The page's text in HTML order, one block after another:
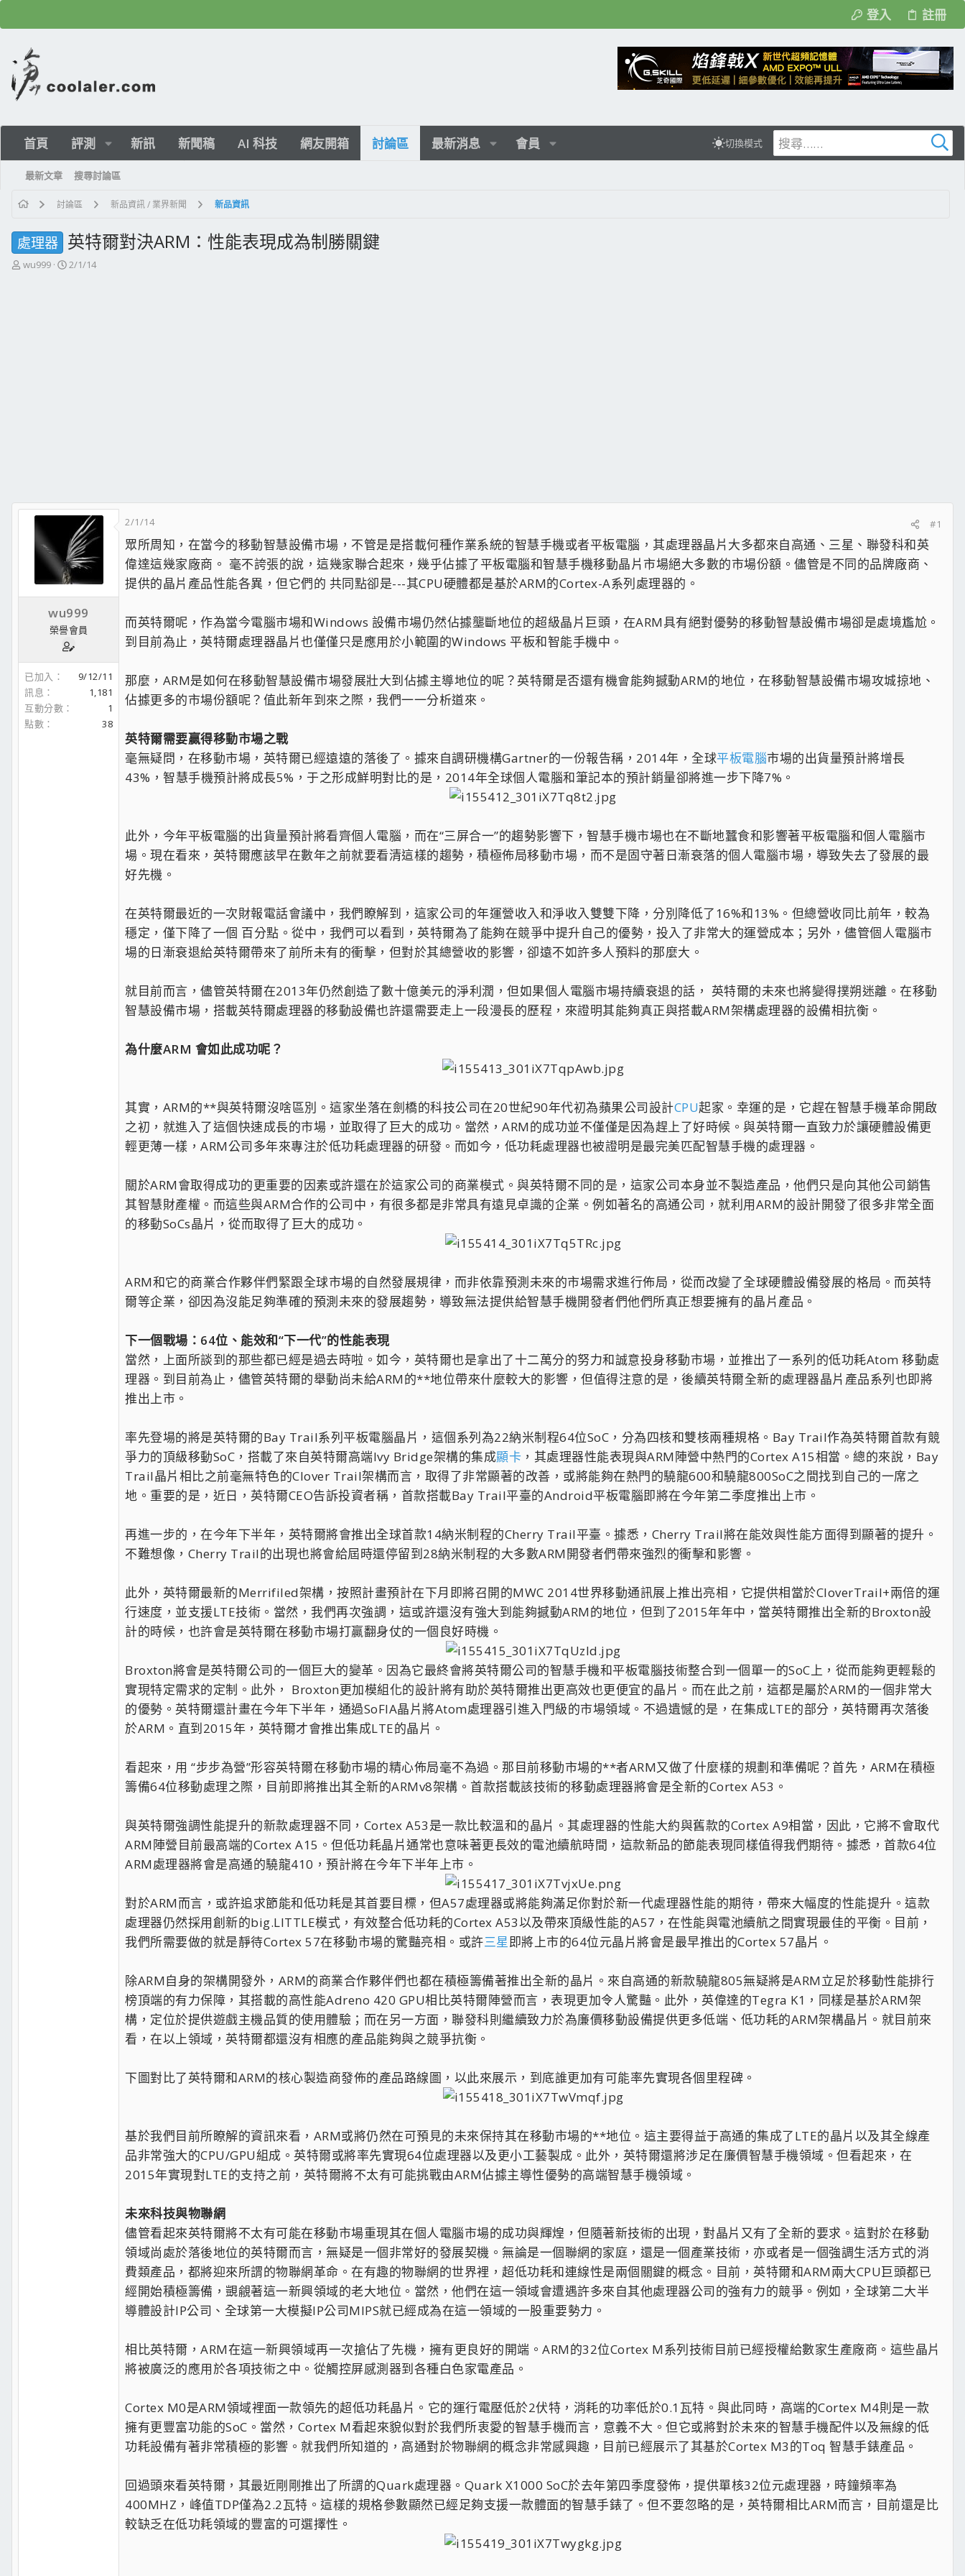
登入 註冊
首頁 評測 新訊 新聞稿 AI 科技 網友開箱 討論區 最新消息 會員 切換模式
最新文章 搜尋討論區
討論區 新品資訊 / 業界新聞 新品資訊
處理器 英特爾對決ARM：性能表現成為制勝關鍵
主
wu999
開
2/1/14
wu999
榮譽會員
已加入
9/12/11
訊息
1,181
互動分數
1
點數
38
2/1/14 #1
眾所周知，在當今的移動智慧設備市場，不管是是搭載何種作業系統的智慧手機或者平板電腦，其處理器晶片大多都來自高通、三星、聯發科和英
偉達這幾家廠商。 毫不誇張的說，這幾家聯合起來，幾乎佔據了平板電腦和智慧手機移動晶片市場絕大多數的市場份額。儘管是不同的品牌廠商、
提供的晶片產品性能各異，但它們的 共同點卻是---其CPU硬體都是基於ARM的Cortex-A系列處理器的。
而英特爾呢，作為當今電腦市場和Windows 設備市場仍然佔據壟斷地位的超級晶片巨頭，在ARM具有絕對優勢的移動智慧設備市場卻是處境尷尬。
到目前為止，英特爾處理器晶片也僅僅只是應用於小範圍的Windows 平板和智能手機中。
那麼，ARM是如何在移動智慧設備市場發展壯大到佔據主導地位的呢？英特爾是否還有機會能夠撼動ARM的地位，在移動智慧設備市場攻城掠地、
佔據更多的市場份額呢？值此新年到來之際，我們一一分析道來。
英特爾需要贏得移動市場之戰
毫無疑問，在移動市場，英特爾已經遠遠的落後了。據來自調研機構Gartner的一份報告稱，2014年，全球平板電腦市場的出貨量預計將增長
43%，智慧手機預計將成長5%，于之形成鮮明對比的是，2014年全球個人電腦和筆記本的預計銷量卻將進一步下降7%。
此外，今年平板電腦的出貨量預計將看齊個人電腦，而在“三屏合一”的趨勢影響下，智慧手機市場也在不斷地蠶食和影響著平板電腦和個人電腦市
場。現在看來，英特爾應該早在數年之前就要看清這樣的趨勢，積極佈局移動市場，而不是固守著日漸衰落的個人電腦市場，導致失去了發展的最
好先機。
在英特爾最近的一次財報電話會議中，我們瞭解到，這家公司的年運營收入和淨收入雙雙下降，分別降低了16%和13%。但總營收同比前年，較為
穩定，僅下降了一個 百分點。從中，我們可以看到，英特爾為了能夠在競爭中提升自己的優勢，投入了非常大的運營成本；另外，儘管個人電腦市
場的日漸衰退給英特爾帶來了前所未有的衝擊，但對於其總營收的影響，卻遠不如許多人預料的那麼大。
就目前而言，儘管英特爾在2013年仍然創造了數十億美元的淨利潤，但如果個人電腦市場持續衰退的話， 英特爾的未來也將變得撲朔迷離。在移動
智慧設備市場，搭載英特爾處理器的移動設備也許還需要走上一段漫長的歷程，來證明其能夠真正與搭載ARM架構處理器的設備相抗衡。
為什麼ARM 會如此成功呢？
其實，ARM的**與英特爾沒啥區別。這家坐落在劍橋的科技公司在20世紀90年代初為蘋果公司設計CPU起家。幸運的是，它趕在智慧手機革命開啟
之初，就進入了這個快速成長的市場，並取得了巨大的成功。當然，ARM的成功並不僅僅是因為趕上了好時候。與英特爾一直致力於讓硬體設備更
輕更薄一樣，ARM公司多年來專注於低功耗處理器的研發。而如今，低功耗處理器也被證明是最完美匹配智慧手機的處理器。
關於ARM會取得成功的更重要的因素或許還在於這家公司的商業模式。與英特爾不同的是，這家公司本身並不製造產品，他們只是向其他公司銷售
其智慧財產權。而這些與ARM合作的公司中，有很多都是非常具有遠見卓識的企業。例如著名的高通公司，就利用ARM的設計開發了很多非常全面
的移動SoCs晶片，從而取得了巨大的成功。
ARM和它的商業合作夥伴們緊跟全球市場的自然發展規律，而非依靠預測未來的市場需求進行佈局，從而改變了全球硬體設備發展的格局。而英特
爾等企業，卻因為沒能足夠準確的預測未來的發展趨勢，導致無法提供給智慧手機開發者們他們所真正想要擁有的晶片產品。
下一個戰場：64位、能效和“下一代”的性能表現
當然，上面所談到的那些都已經是過去時啦。如今，英特爾也是拿出了十二萬分的努力和誠意投身移動市場，並推出了一系列的低功耗Atom 移動處
理器。到目前為止，儘管英特爾的舉動尚未給ARM的**地位帶來什麼較大的影響，但值得注意的是，後續英特爾全新的處理器晶片產品系列也即將
推出上市。
率先登場的將是英特爾的Bay Trail系列平板電腦晶片，這個系列為22納米制程64位SoC，分為四核和雙核兩種規格。Bay Trail作為英特爾首款有競
爭力的頂級移動SoC，搭載了來自英特爾高端Ivy Bridge架構的集成顯卡 ，其處理器性能表現與ARM陣營中熱門的Cortex A15相當。總的來說，Bay
Trail晶片相比之前毫無特色的Clover Trail架構而言，取得了非常顯著的改善，或將能夠在熱門的驍龍600和驍龍800SoC之間找到自己的一席之
地。重要的是，近日，英特爾CEO告訴投資者稱，首款搭載Bay Trail平臺的Android平板電腦即將在今年第二季度推出上市。
再進一步的，在今年下半年，英特爾將會推出全球首款14納米制程的Cherry Trail平臺。據悉，Cherry Trail將在能效與性能方面得到顯著的提升。
不難想像，Cherry Trail的出現也將會給屆時還停留到28納米制程的大多數ARM開發者們帶來強烈的衝擊和影響。
此外，英特爾最新的Merrifiled架構，按照計畫預計在下月即將召開的MWC 2014世界移動通訊展上推出亮相，它提供相當於CloverTrail+兩倍的運
行速度，並支援LTE技術。當然，我們再次強調，這或許還沒有強大到能夠撼動ARM的地位，但到了2015年年中，當英特爾推出全新的Broxton設
計的時候，也許會是英特爾在移動市場打贏翻身仗的一個良好時機。
Broxton將會是英特爾公司的一個巨大的變革。因為它最終會將英特爾公司的智慧手機和平板電腦技術整合到一個單一的SoC上，從而能夠更輕鬆的
實現特定需求的定制。此外， Broxton更加模組化的設計將有助於英特爾推出更高效也更便宜的晶片。而在此之前，這都是屬於ARM的一個非常大
的優勢。英特爾還計畫在今年下半年，通過SoFIA晶片將Atom處理器引進入門級的市場領域。不過遺憾的是，在集成LTE的部分，英特爾再次落後
於ARM。直到2015年，英特爾才會推出集成LTE的晶片。
看起來，用 “步步為營”形容英特爾在移動市場的精心佈局毫不為過。那目前移動市場的**者ARM又做了什麼樣的規劃和準備呢？首先，ARM在積極
籌備64位移動處理之際，目前即將推出其全新的ARMv8架構。首款搭載該技術的移動處理器將會是全新的Cortex A53。
與英特爾強調性能提升的新款處理器不同，Cortex A53是一款比較溫和的晶片。其處理器的性能大約與舊款的Cortex A9相當，因此，它將不會取代
ARM陣營目前最高端的Cortex A15。但低功耗晶片通常也意味著更長效的電池續航時間，這款新品的節能表現同樣值得我們期待。據悉，首款64位
ARM處理器將會是高通的驍龍410，預計將在今年下半年上市。
對於ARM而言，或許追求節能和低功耗是其首要目標，但A57處理器或將能夠滿足你對於新一代處理器性能的期待，帶來大幅度的性能提升。這款
處理器仍然採用創新的big.LITTLE模式，有效整合低功耗的Cortex A53以及帶來頂級性能的A57，在性能與電池續航之間實現最佳的平衡。目前，
我們所需要做的就是靜待Cortex 57在移動市場的驚豔亮相。或許三星即將上市的64位元晶片將會是最早推出的Cortex 57晶片。
除ARM自身的架構開發外，ARM的商業合作夥伴們也都在積極籌備著推出全新的晶片。來自高通的新款驍龍805無疑將是ARM立足於移動性能排行
榜頂端的有力保障，其搭載的高性能Adreno 420 GPU相比英特爾陣營而言，表現更加令人驚豔。此外，英偉達的Tegra K1，同樣是基於ARM架
構，定位於提供遊戲主機品質的使用體驗；而在另一方面，聯發科則繼續致力於為廉價移動設備提供更多低端、低功耗的ARM架構晶片。就目前來
看，在以上領域，英特爾都還沒有相應的產品能夠與之競爭抗衡。
下圖對比了英特爾和ARM的核心製造商發佈的產品路線圖，以此來展示，到底誰更加有可能率先實現各個里程碑。
基於我們目前所瞭解的資訊來看，ARM或將仍然在可預見的未來保持其在移動市場的**地位。這主要得益于高通的集成了LTE的晶片以及其全線產
品非常強大的CPU/GPU組成。英特爾或將率先實現64位處理器以及更小工藝製成。此外，英特爾還將涉足在廉價智慧手機領域。但看起來，在
2015年實現對LTE的支持之前，英特爾將不太有可能挑戰由ARM佔據主導性優勢的高端智慧手機領域。
未來科技與物聯網
儘管看起來英特爾將不太有可能在移動市場重現其在個人電腦市場的成功與輝煌，但隨著新技術的出現，對晶片又有了全新的要求。這對於在移動
領域尚處於落後地位的英特爾而言，無疑是一個非常好的發展契機。無論是一個聯網的家庭，還是一個產業技術，亦或者是一個強調生活方式的消
費類產品，都將迎來所謂的物聯網革命。在有趣的物聯網的世界裡，超低功耗和連線性是兩個關鍵的概念。目前，英特爾和ARM兩大CPU巨頭都已
經開始積極籌備，覬覦著這一新興領域的老大地位。當然，他們在這一領域會遭遇許多來自其他處理器公司的強有力的競爭。例如，全球第二大半
導體設計IP公司、全球第一大模擬IP公司MIPS就已經成為在這一領域的一股重要勢力。
相比英特爾，ARM在這一新興領域再一次搶佔了先機，擁有更良好的開端。ARM的32位Cortex M系列技術目前已經授權給數家生產廠商。這些晶片
將被廣泛的應用於各項技術之中。從觸控屏感測器到各種白色家電產品。
Cortex M0是ARM領域裡面一款領先的超低功耗晶片。它的運行電壓低於2伏特，消耗的功率低於0.1瓦特。與此同時，高端的Cortex M4則是一款
擁有更豐富功能的SoC。當然，Cortex M看起來貌似對於我們所衷愛的智慧手機而言，意義不大。但它或將對於未來的智慧手機配件以及無線的低
功耗設備有著非常積極的影響。就我們所知道的，高通對於物聯網的概念非常感興趣，目前已經展示了其基於Cortex M3的Toq 智慧手錶產品。
回過頭來看英特爾，其最近剛剛推出了所謂的Quark處理器。Quark X1000 SoC於去年第四季度發佈，提供單核32位元處理器，時鐘頻率為
400MHZ，峰值TDP僅為2.2瓦特。這樣的規格參數顯然已經足夠支援一款體面的智慧手錶了。但不要忽略的是，英特爾相比ARM而言，目前還是比
較缺乏在低功耗領域的豐富的可選擇性。